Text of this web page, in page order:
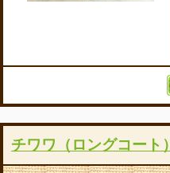
チワワ（ロングコート）